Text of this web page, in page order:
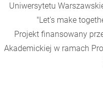
Uniwersytetu
"Let's make
Projekt finansowany
Akademickiej w ramach